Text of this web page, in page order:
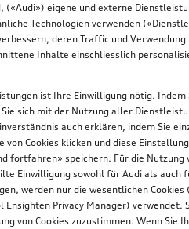
*470.00CHF
eigene und externe
Technologien verwenden
deren Traffic und Verwendung
Inhalte einschliesslich
ist Ihre Einwilligung nötig. Indem
sich mit der Nutzung aller
auch erklären, indem Sie
Cookies klicken und diese
fortfahren» speichern. Für die Nutzung
Einwilligung sowohl für Audi als auch
werden nur die wesentlichen Cookies
Ensighten Privacy Manager) verwendet.
von Cookies zuzustimmen. Wenn Sie